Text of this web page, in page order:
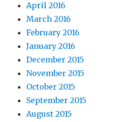
April 2016
March 2016
February 2016
January 2016
December 2015
November 2015
October 2015
September 2015
August 2015